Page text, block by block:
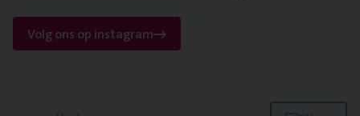
Volg ons op instagram